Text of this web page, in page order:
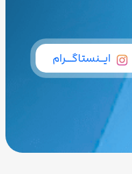
ایــنستاگـــرام